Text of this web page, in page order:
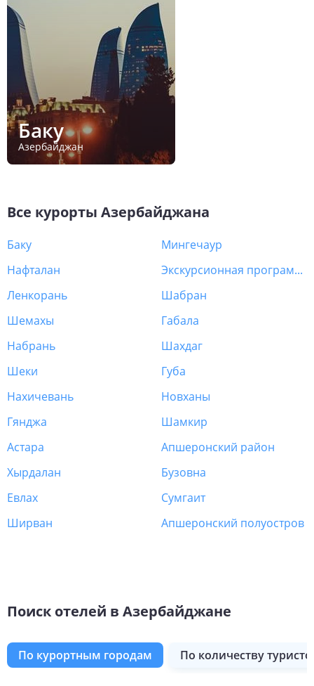
Баку
Азербайджан
Все курорты Азербайджана
Баку
Мингечаур
Нафталан
Экскурсионная программа Азербайджан
Ленкорань
Шабран
Шемахы
Габала
Набрань
Шахдаг
Шеки
Губа
Нахичевань
Новханы
Гянджа
Шамкир
Астара
Апшеронский район
Хырдалан
Бузовна
Евлах
Сумгаит
Ширван
Апшеронский полуостров
Поиск отелей в Азербайджане
по курортным городам по количеству